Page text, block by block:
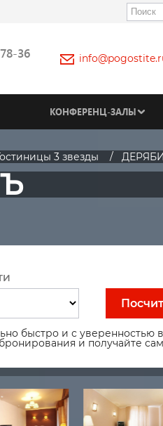
36
КОНФЕРЕНЦ-ЗАЛЫ
3 звезды
быстро и с уверенностью
и получайте